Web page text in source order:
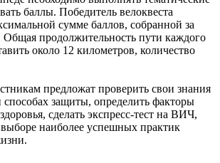
баллы. Победитель велоквеста
сумме баллов, собранной за
продолжительность пути каждого
около 12 километров, количество
предложат проверить свои знания
защиты, определить факторы
сделать экспресс-тест на ВИЧ,
выборе наиболее успешных практик